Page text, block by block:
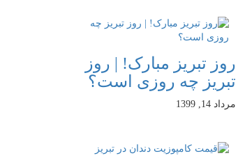
روز تبریز مبارک! | روز
تبریز چه روزی است؟
مرداد 14, 1399